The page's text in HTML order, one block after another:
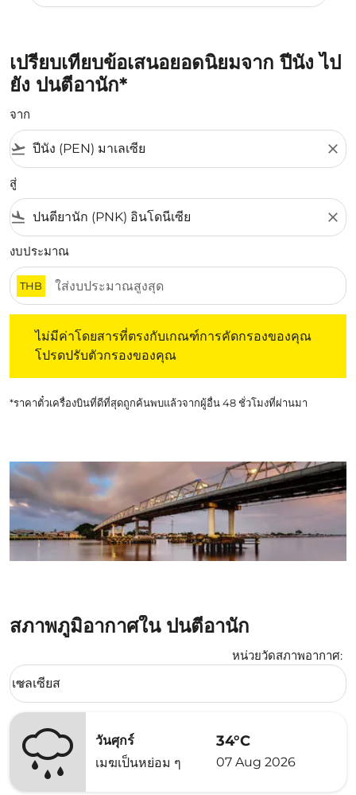
เปรียบเทียบข้อเสนอยอดนิยมจาก ปีนัง ไป
ยัง ปนตีอานัก*
จาก
flight_takeoff close
สู่
flight_land close
งบประมาณ
THB
ไม่มีค่าโดยสารที่ตรงกับเกณฑ์การคัดกรองของคุณ
โปรดปรับตัวกรองของคุณ
*ราคาตั๋วเครื่องบินที่ดีที่สุดถูกค้นพบแล้วจากผู้อื่น 48 ชั่วโมงที่ผ่านมา
สภาพภูมิอากาศใน ปนตีอานัก
หน่วยวัดสภาพอากาศ:
Weather unit option เซลเซียส Selected
เซลเซียส
keyboard_arrow_down
วันศุกร์
เมฆเป็นหย่อม ๆ
34°C
07 Aug 2026